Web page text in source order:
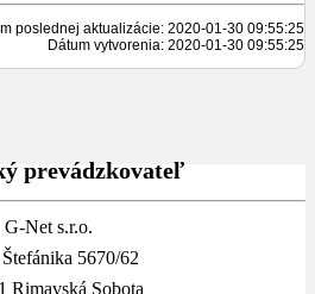
poslednej aktualizácie: 2020-01-30 09:55:25
Dátum vytvorenia: 2020-01-30 09:55:25
prevádzkovateľ
G-Net s.r.o.
5670/62
Rimavská Sobota